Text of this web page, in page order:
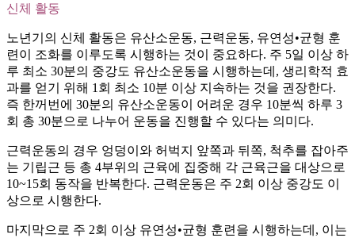
신체 활동
노년기의 신체 활동은 유산소운동, 근력운동, 유연성•균형 훈
련이 조화를 이루도록 시행하는 것이 중요하다. 주 5일 이상 하
루 최소 30분의 중강도 유산소운동을 시행하는데, 생리학적 효
과를 얻기 위해 1회 최소 10분 이상 지속하는 것을 권장한다.
즉 한꺼번에 30분의 유산소운동이 어려운 경우 10분씩 하루 3
회 총 30분으로 나누어 운동을 진행할 수 있다는 의미다.
근력운동의 경우 엉덩이와 허벅지 앞쪽과 뒤쪽, 척추를 잡아주
는 기립근 등 총 4부위의 근육에 집중해 각 근육근을 대상으로
10~15회 동작을 반복한다. 근력운동은 주 2회 이상 중강도 이
상으로 시행한다.
마지막으로 주 2회 이상 유연성•균형 훈련을 시행하는데, 이는